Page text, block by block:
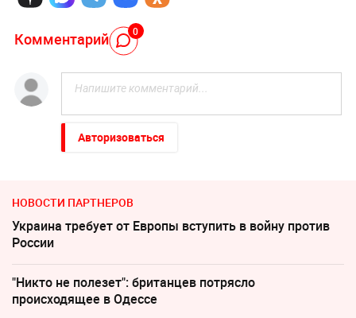
Комментарий 0
Авторизоваться
НОВОСТИ ПАРТНЕРОВ
Украина требует от Европы вступить в войну против
России
"Никто не полезет": британцев потрясло
происходящее в Одессе